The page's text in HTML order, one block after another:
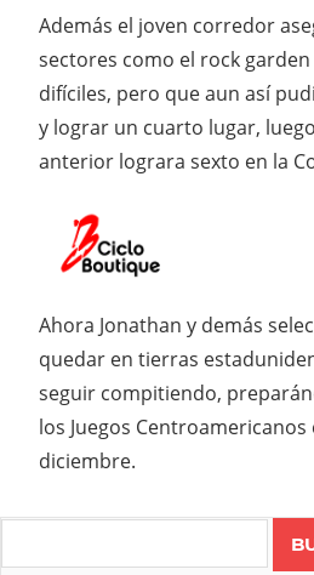
Además el joven corredor
sectores como el rock
difíciles, pero que aun así
y lograr un cuarto lugar,
anterior lograra sexto en la
Ahora Jonathan y demás
quedar en tierras
seguir compitiendo,
los Juegos Centroamericanos
diciembre.